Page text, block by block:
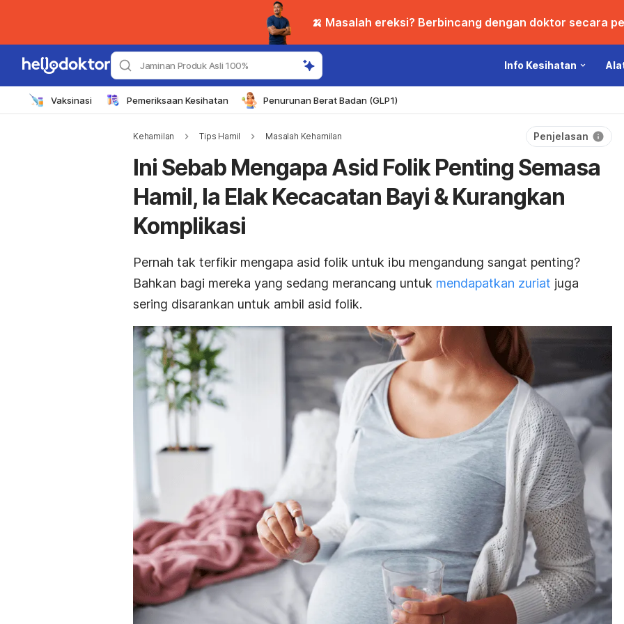
🍌 Masalah ereksi? Berbincang dengan doktor secara
Jaminan Produk Asli 100% Info Kesihatan
Vaksinasi Pemeriksaan Kesihatan Penurunan Berat Badan (GLP1)
Kehamilan Tips Hamil Masalah Kehamilan Penjelasan
Ini Sebab Mengapa Asid Folik Penting Semasa
Hamil, Ia Elak Kecacatan Bayi & Kurangkan
Komplikasi
Pernah tak terfikir mengapa asid folik untuk ibu mengandung sangat penting?
Bahkan bagi mereka yang sedang merancang untuk mendapatkan zuriat juga
sering disarankan untuk ambil asid folik.